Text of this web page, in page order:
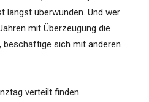
längst überwunden. Und wer
mit Überzeugung die
beschäftige sich mit anderen
verteilt finden